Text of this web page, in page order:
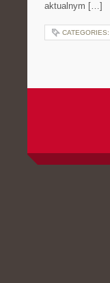
aktualnym […]
CATEGORIES: